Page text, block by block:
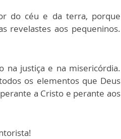
do céu e da terra, porque
revelastes aos pequeninos.
na justiça e na misericórdia.
os elementos que Deus
a Cristo e perante aos